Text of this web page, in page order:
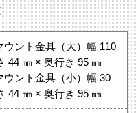
ウント金具（大）幅 110
44 ㎜ × 奥行き 95 ㎜
ウント金具（小）幅 30
44 ㎜ × 奥行き 95 ㎜